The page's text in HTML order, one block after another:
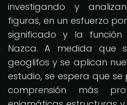
investigando y
figuras, en un esfuerzo
significado y la
Nazca. A medida que
geoglifos y se aplican
estudio, se espera que
comprensión más